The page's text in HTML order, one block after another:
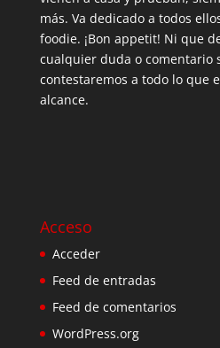
más. Va dedicado a todos
foodie. ¡Bon appetit! Ni que
cualquier duda o comentario
contestaremos a todo lo que
alcance.
Acceso
Acceder
Feed de entradas
Feed de comentarios
WordPress.org